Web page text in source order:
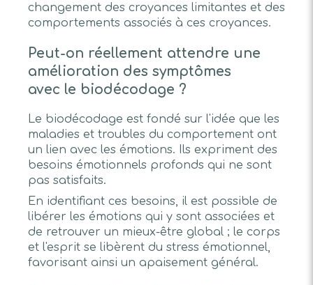
changement des croyances limitantes et des
comportements associés à ces croyances.
Peut-on réellement attendre une
amélioration des symptômes
avec le biodécodage ?
Le biodécodage est fondé sur l'idée que les
maladies et troubles du comportement ont
un lien avec les émotions. Ils expriment des
besoins émotionnels profonds qui ne sont
pas satisfaits.
En identifiant ces besoins, il est possible de
libérer les émotions qui y sont associées et
de retrouver un mieux-être global ; le corps
et l'esprit se libèrent du stress émotionnel,
favorisant ainsi un apaisement général.